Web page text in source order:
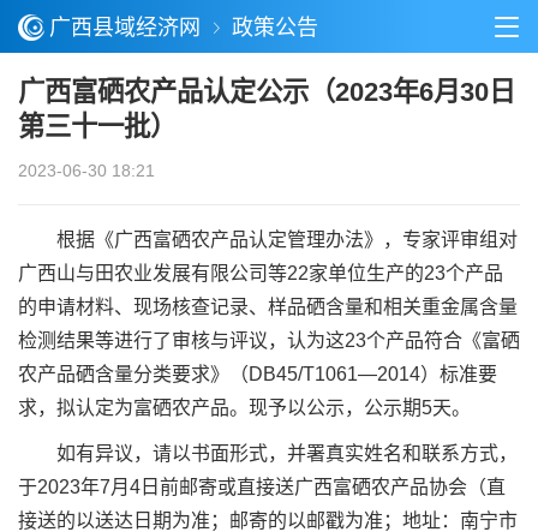
广西县域经济网 政策公告
广西富硒农产品认定公示（2023年6月30日
第三十一批）
2023-06-30 18:21
根据《广西富硒农产品认定管理办法》，专家评审组对
广西山与田农业发展有限公司等22家单位生产的23个产品
的申请材料、现场核查记录、样品硒含量和相关重金属含量
检测结果等进行了审核与评议，认为这23个产品符合《富硒
农产品硒含量分类要求》（DB45/T1061—2014）标准要
求，拟认定为富硒农产品。现予以公示，公示期5天。
如有异议，请以书面形式，并署真实姓名和联系方式，
于2023年7月4日前邮寄或直接送广西富硒农产品协会（直
接送的以送达日期为准；邮寄的以邮戳为准；地址：南宁市